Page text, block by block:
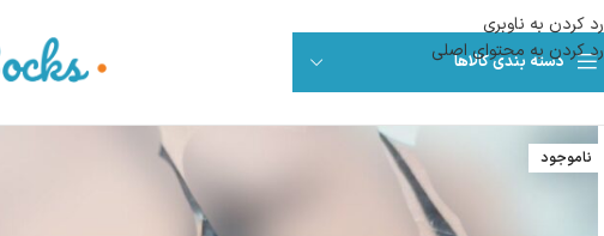
رد کردن به ناوبری
رد کردن به محتوای اصلی
دسته بندی کالاها
ناموجود